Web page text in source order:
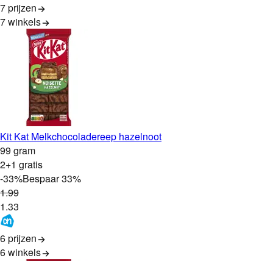
7 prijzen
7winkels
Kit Kat Melkchocoladereep hazelnoot
99 gram
2+1 gratis
-33%Bespaar33%
1.99
1.33
6 prijzen
6winkels